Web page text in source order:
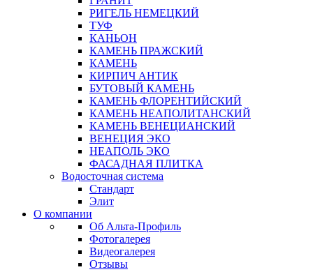
РИГЕЛЬ НЕМЕЦКИЙ
ТУФ
КАНЬОН
КАМЕНЬ ПРАЖСКИЙ
КАМЕНЬ
КИРПИЧ АНТИК
БУТОВЫЙ КАМЕНЬ
КАМЕНЬ ФЛОРЕНТИЙСКИЙ
КАМЕНЬ НЕАПОЛИТАНСКИЙ
КАМЕНЬ ВЕНЕЦИАНСКИЙ
ВЕНЕЦИЯ ЭКО
НЕАПОЛЬ ЭКО
ФАСАДНАЯ ПЛИТКА
Водосточная система
Стандарт
Элит
О компании
Об Альта-Профиль
Фотогалерея
Видеогалерея
Отзывы